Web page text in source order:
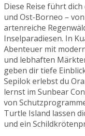
Diese Reise führt
und Ost-Borneo –
artenreiche
Inselparadiesen. In
Abenteuer mit
und lebhaften
geben dir tiefe
Sepilok erlebst du
lernst im Sunbear
von
Turtle Island lassen
und ein